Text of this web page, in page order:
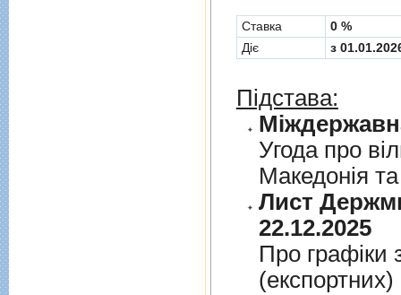
Cтавка
0 %
Діє
з
Підстава:
Угода про
Македонiя
Лист
22.12.2025
Про графiки